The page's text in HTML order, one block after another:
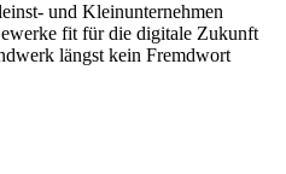
und Kleinunternehmen
fit für die digitale Zukunft
längst kein Fremdwort